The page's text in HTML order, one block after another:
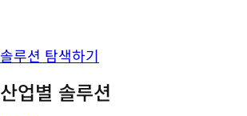
솔루션 탐색하기
산업별 솔루션